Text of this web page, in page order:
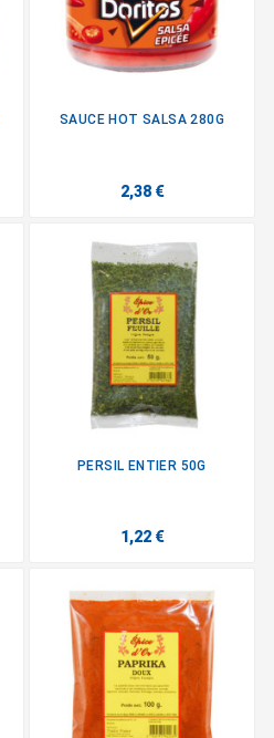
SAUCE HOT SALSA 280G
2,38 €
PERSIL ENTIER 50G
1,22 €